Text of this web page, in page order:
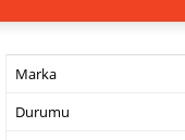
Marka
Durumu